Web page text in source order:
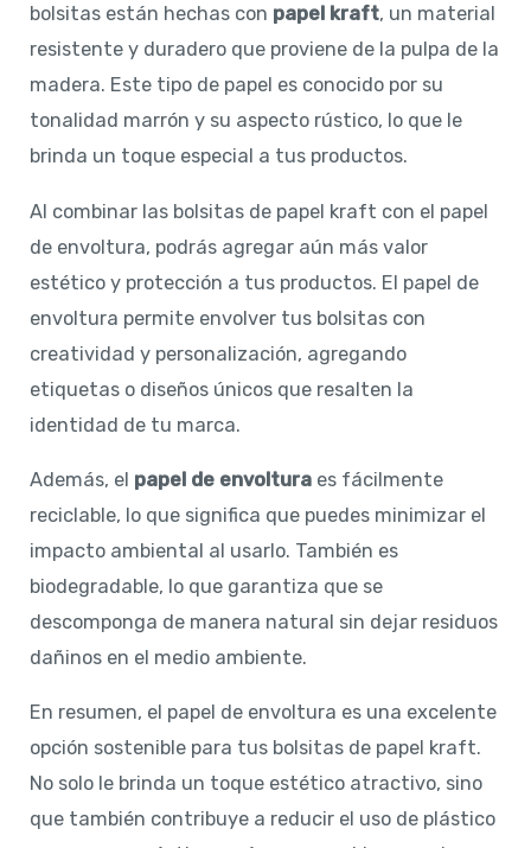
bolsitas están hechas con papel kraft, un material
resistente y duradero que proviene de la pulpa de la
madera. Este tipo de papel es conocido por su
tonalidad marrón y su aspecto rústico, lo que le
brinda un toque especial a tus productos.
Al combinar las bolsitas de papel kraft con el papel
de envoltura, podrás agregar aún más valor
estético y protección a tus productos. El papel de
envoltura permite envolver tus bolsitas con
creatividad y personalización, agregando
etiquetas o diseños únicos que resalten la
identidad de tu marca.
Además, el papel de envoltura es fácilmente
reciclable, lo que significa que puedes minimizar el
impacto ambiental al usarlo. También es
biodegradable, lo que garantiza que se
descomponga de manera natural sin dejar residuos
dañinos en el medio ambiente.
En resumen, el papel de envoltura es una excelente
opción sostenible para tus bolsitas de papel kraft.
No solo le brinda un toque estético atractivo, sino
que también contribuye a reducir el uso de plástico